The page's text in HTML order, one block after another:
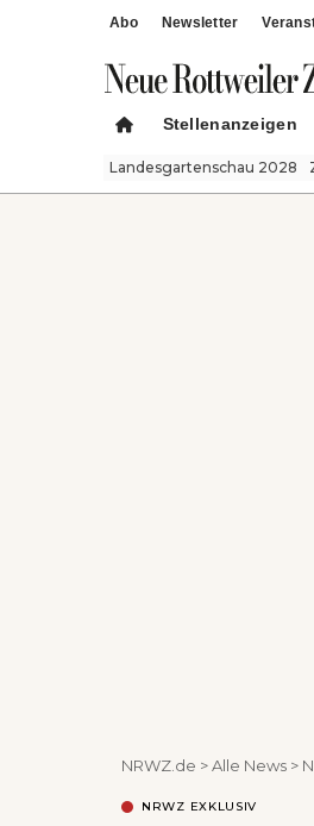
Abo Newsletter
Stellenanzeigen
Landesgartenschau 2028
NRWZ.de >Alle News >
NRWZ EXKLUSIV